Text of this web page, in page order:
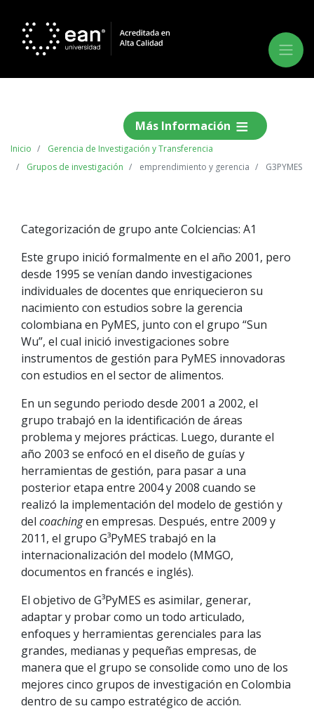
Más Información
Inicio
Gerencia de Investigación y Transferencia
Grupos de investigación
emprendimiento y gerencia G3PYMES
Categorización de grupo ante Colciencias: A1
Este grupo inició formalmente en el año 2001, pero
desde 1995 se venían dando investigaciones
individuales de docentes que enriquecieron su
nacimiento con estudios sobre la gerencia
colombiana en PyMES, junto con el grupo “Sun
Wu”, el cual inició investigaciones sobre
instrumentos de gestión para PyMES innovadoras
con estudios en el sector de alimentos.
En un segundo periodo desde 2001 a 2002, el
grupo trabajó en la identificación de áreas
problema y mejores prácticas. Luego, durante el
año 2003 se enfocó en el diseño de guías y
herramientas de gestión, para pasar a una
posterior etapa entre 2004 y 2008 cuando se
realizó la implementación del modelo de gestión y
del coachingen empresas. Después, entre 2009 y
2011, el grupo G³PyMES trabajó en la
internacionalización del modelo (MMGO,
documentos en francés e inglés).
El objetivo de G³PyMES es asimilar, generar,
adaptar y probar como un todo articulado,
enfoques y herramientas gerenciales para las
grandes, medianas y pequeñas empresas, de
manera que el grupo se consolide como uno de los
mejores cinco grupos de investigación en Colombia
dentro de su campo estratégico de acción.